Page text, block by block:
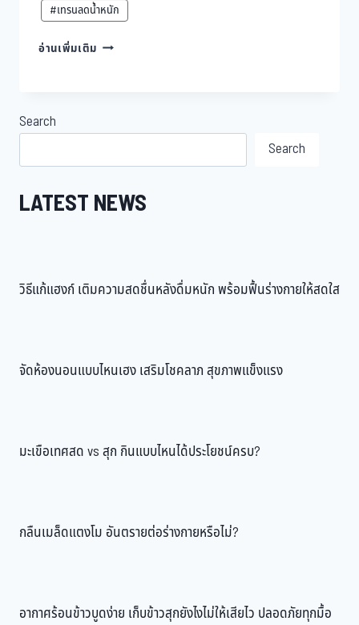
#เทรนลดน้ำหนัก
อ่านเพิ่มเติม ส่อง
ไหน
ให้
อ้วน
Search
Search
LATEST NEWS
วิธีแก้แฮงก์ เติมความสดชื่นหลังดื่มหนัก พร้อมฟื้นร่างกายให้สดใส
จัดห้องนอนแบบไหนเฮง เสริมโชคลาภ สุขภาพแข็งแรง
มะเขือเทศสด vs สุก กินแบบไหนได้ประโยชน์ครบ?
กลืนเมล็ดแตงโม อันตรายต่อร่างกายหรือไม่?
อากาศร้อนข้าวบูดง่าย เก็บข้าวสุกยังไงไม่ให้เสียไว ปลอดภัยทุกมื้อ